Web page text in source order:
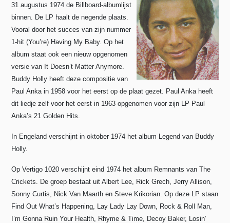
31 augustus 1974 de Billboard-albumlijst
binnen. De LP haalt de negende plaats.
Vooral door het succes van zijn nummer
1-hit (You’re) Having My Baby. Op het
album staat ook een nieuw opgenomen
versie van It Doesn’t Matter Anymore.
Buddy Holly heeft deze compositie van
Paul Anka in 1958 voor het eerst op de plaat gezet. Paul Anka heeft
dit liedje zelf voor het eerst in 1963 opgenomen voor zijn LP Paul
Anka’s 21 Golden Hits.
In Engeland verschijnt in oktober 1974 het album Legend van Buddy
Holly.
Op Vertigo 1020 verschijnt eind 1974 het album Remnants van The
Crickets. De groep bestaat uit Albert Lee, Rick Grech, Jerry Allison,
Sonny Curtis, Nick Van Maarth en Steve Krikorian.Op deze LP staan
Find Out What’s Happening, Lay Lady Lay Down, Rock & Roll Man,
I’m Gonna Ruin Your Health, Rhyme & Time, Decoy Baker, Losin’